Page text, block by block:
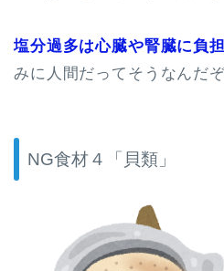
塩分過多は心臓や腎臓に負
みに人間だってそうなんだぞ
NG食材４「貝類」